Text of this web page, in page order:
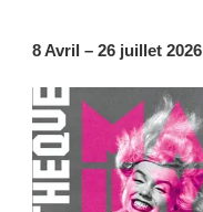
8 Avril – 26 juillet 2026